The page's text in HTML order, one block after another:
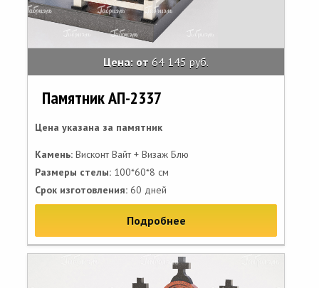
Цена: от 64 145 руб.
Памятник АП-2337
Цена указана за памятник
Камень: Висконт Вайт + Визаж Блю
Размеры стелы: 100*60*8 см
Срок изготовления: 60 дней
Подробнее